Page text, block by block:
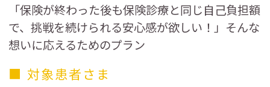
「保険が終わった後も保険診療と同じ自己負担額
で、挑戦を続けられる安心感が欲しい！」そんな
想いに応えるためのプラン
■ 対象患者さま